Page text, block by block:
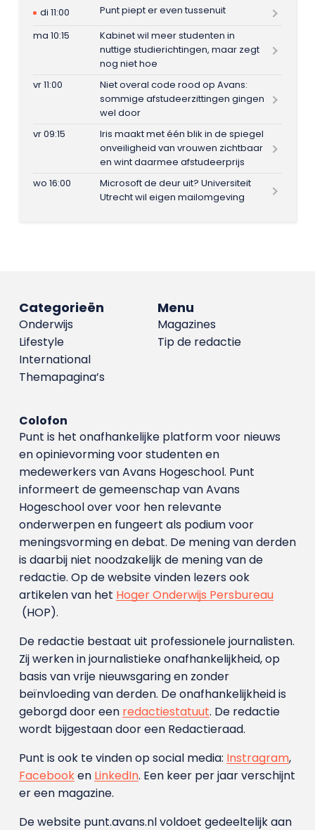
di 11:00
Punt piept er even tussenuit
ma 10:15
Kabinet wil meer studenten in
nuttige studierichtingen, maar zegt
nog niet hoe
vr 11:00
Niet overal code rood op Avans:
sommige afstudeerzittingen gingen
wel door
vr 09:15
Iris maakt met één blik in de spiegel
onveiligheid van vrouwen zichtbaar
en wint daarmee afstudeerprijs
wo 16:00
Microsoft de deur uit? Universiteit
Utrecht wil eigen mailomgeving
Menu
Magazines
Tip de redactie
Categorieën
Onderwijs
Lifestyle
International
Themapagina’s
Colofon
Punt is het onafhankelijke platform voor nieuws
en opinievorming voor studenten en
medewerkers van Avans Hoge­school. Punt
informeert de gemeenschap van Avans
Hogeschool over voor hen relevante
onderwerpen en fungeert als podium voor
meningsvorming en debat. De mening van derden
is daarbij niet noodzakelijk de mening van de
redactie. Op de website vinden lezers ook
artikelen van het Hoger Onderwijs Persbureau
(HOP).
De redactie bestaat uit professionele journalisten.
Zij werken in journalistieke onafhankelijkheid, op
basis van vrije nieuwsgaring en zonder
beïnvloeding van derden. De onafhankelijkheid is
geborgd door een redactiestatuut. De redactie
wordt bijgestaan door een Redactieraad.
Punt is ook te vinden op social media: Instragram,
Facebooken LinkedIn. Een keer per jaar verschijnt
er een magazine.
De website punt.avans.nl voldoet gedeeltelijk aan